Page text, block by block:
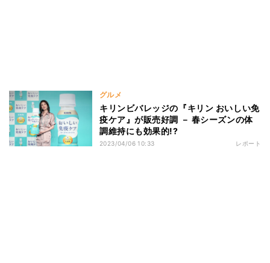
グルメ
キリンビバレッジの『キリン おいしい免
疫ケア』が販売好調 － 春シーズンの体
調維持にも効果的!?
2023/04/06 10:33 レポート